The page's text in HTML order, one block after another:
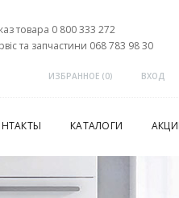
товара 0 800 333 272
та запчастини 068 783 98 30
ИЗБРАННОЕ (0) ВХОД
КАТАЛОГИ